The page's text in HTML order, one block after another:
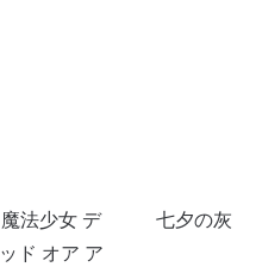
魔法少女 デ
ッド オア ア
七夕の灰